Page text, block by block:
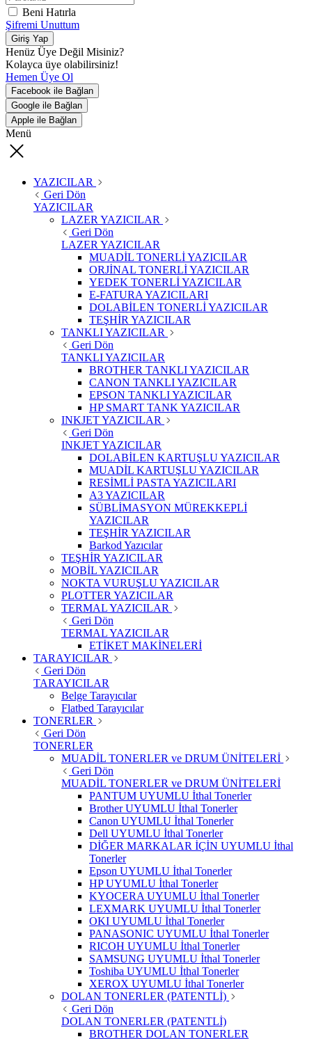
Beni Hatırla
Şifremi Unuttum
Giriş Yap
Henüz Üye Değil Misiniz?
Kolayca üye olabilirsiniz!
Hemen Üye Ol
Facebook ile Bağlan
Google ile Bağlan
Apple ile Bağlan
Menü
YAZICILAR
Geri Dön
YAZICILAR
LAZER YAZICILAR
Geri Dön
LAZER YAZICILAR
MUADİL TONERLİ YAZICILAR
ORJİNAL TONERLİ YAZICILAR
YEDEK TONERLİ YAZICILAR
E-FATURA YAZICILARI
DOLABİLEN TONERLİ YAZICILAR
TEŞHİR YAZICILAR
TANKLI YAZICILAR
Geri Dön
TANKLI YAZICILAR
BROTHER TANKLI YAZICILAR
CANON TANKLI YAZICILAR
EPSON TANKLI YAZICILAR
HP SMART TANK YAZICILAR
INKJET YAZICILAR
Geri Dön
INKJET YAZICILAR
DOLABİLEN KARTUŞLU YAZICILAR
MUADİL KARTUŞLU YAZICILAR
RESİMLİ PASTA YAZICILARI
A3 YAZICILAR
SÜBLİMASYON MÜREKKEPLİ
YAZICILAR
TEŞHİR YAZICILAR
Barkod Yazıcılar
TEŞHİR YAZICILAR
MOBİL YAZICILAR
NOKTA VURUŞLU YAZICILAR
PLOTTER YAZICILAR
TERMAL YAZICILAR
Geri Dön
TERMAL YAZICILAR
ETİKET MAKİNELERİ
TARAYICILAR
Geri Dön
TARAYICILAR
Belge Tarayıcılar
Flatbed Tarayıcılar
TONERLER
Geri Dön
TONERLER
MUADİL TONERLER ve DRUM ÜNİTELERİ
Geri Dön
MUADİL TONERLER ve DRUM ÜNİTELERİ
PANTUM UYUMLU İthal Tonerler
Brother UYUMLU İthal Tonerler
Canon UYUMLU İthal Tonerler
Dell UYUMLU İthal Tonerler
DİĞER MARKALAR İÇİN UYUMLU İthal
Tonerler
Epson UYUMLU İthal Tonerler
HP UYUMLU İthal Tonerler
KYOCERA UYUMLU İthal Tonerler
LEXMARK UYUMLU İthal Tonerler
OKI UYUMLU İthal Tonerler
PANASONIC UYUMLU İthal Tonerler
RICOH UYUMLU İthal Tonerler
SAMSUNG UYUMLU İthal Tonerler
Toshiba UYUMLU İthal Tonerler
XEROX UYUMLU İthal Tonerler
DOLAN TONERLER (PATENTLİ)
Geri Dön
DOLAN TONERLER (PATENTLİ)
BROTHER DOLAN TONERLER